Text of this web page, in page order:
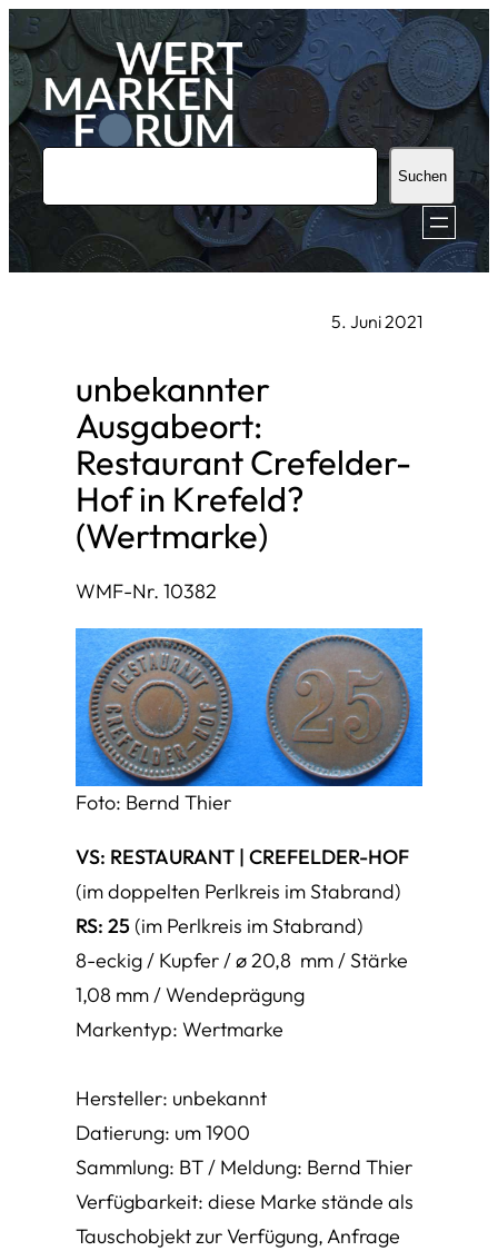
Zum
Inhalt
springen
u
h
Suchen
5. Juni 2021
unbekannter
Ausgabeort:
Restaurant Crefelder-
Hof in Krefeld?
(Wertmarke)
WMF-Nr. 10382
Foto: Bernd Thier
VS: RESTAURANT | CREFELDER-HOF
(im doppelten Perlkreis im Stabrand)
RS: 25 (im Perlkreis im Stabrand)
8-eckig / Kupfer / ø 20,8 mm / Stärke
1,08 mm / Wendeprägung
Markentyp: Wertmarke
Hersteller: unbekannt
Datierung: um 1900
Sammlung: BT / Meldung: Bernd Thier
Verfügbarkeit: diese Marke stände als
Tauschobjekt zur Verfügung, Anfrage